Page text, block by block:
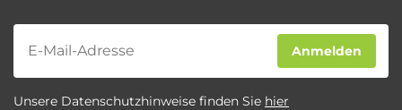
Newsletter
Anmelden
Unsere Datenschutzhinweise finden Sie hier